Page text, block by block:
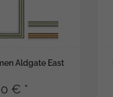
Aldgate East
€ *